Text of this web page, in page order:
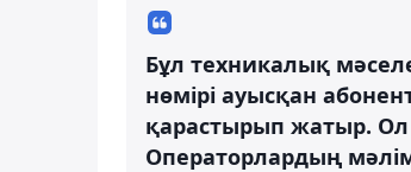
Бұл техникалық
нөмірі ауысқан
қарастырып жатыр. Ол
Операторлардың